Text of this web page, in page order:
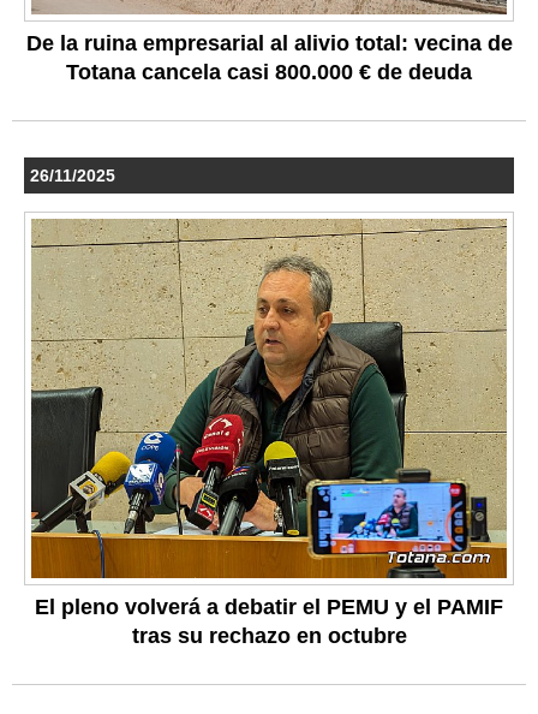
De la ruina empresarial al alivio total: vecina de
Totana cancela casi 800.000 € de deuda
26/11/2025
El pleno volverá a debatir el PEMU y el PAMIF
tras su rechazo en octubre